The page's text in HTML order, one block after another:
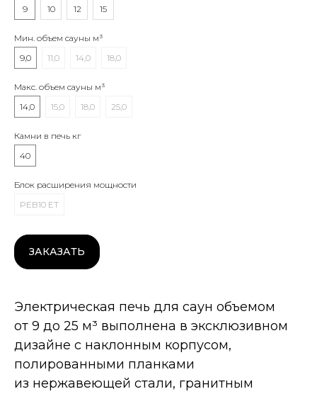
9
10 12 15
Мин. объем сауны м³
9,0
11,0 14,0 18,0
Макс. объем сауны м³
14,0
15,0 18,0 25,0
Камни в печь кг
40
Блок расширения мощности
PEB10 ET
ЗАКАЗАТЬ
Электрическая печь для саун объемом
от 9 до 25 м³ выполнена в эксклюзивном
дизайне с наклонным корпусом,
полированными планками
из нержавеющей стали, гранитным